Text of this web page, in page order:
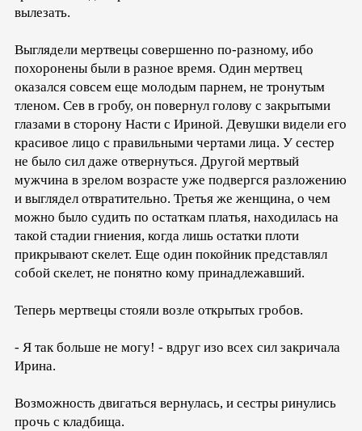
вылезать.
Выглядели мертвецы совершенно по-разному, ибо
похоронены были в разное время. Один мертвец
оказался совсем еще молодым парнем, не тронутым
тленом. Сев в гробу, он повернул голову с закрытыми
глазами в сторону Насти с Ириной. Девушки видели его
красивое лицо с правильными чертами лица. У сестер
не было сил даже отвернуться. Другой мертвый
мужчина в зрелом возрасте уже подвергся разложению
и выглядел отвратительно. Третья же женщина, о чем
можно было судить по остаткам платья, находилась на
такой стадии гниения, когда лишь остатки плоти
прикрывают скелет. Еще один покойник представлял
собой скелет, не понятно кому принадлежавший.
Теперь мертвецы стояли возле открытых гробов.
- Я так больше не могу! - вдруг изо всех сил закричала
Ирина.
Возможность двигаться вернулась, и сестры ринулись
прочь с кладбища.